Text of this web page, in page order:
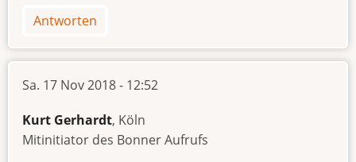
Antworten
Sa. 17 Nov 2018 - 12:52
Kurt Gerhardt, Köln
Mitinitiator des Bonner Aufrufs